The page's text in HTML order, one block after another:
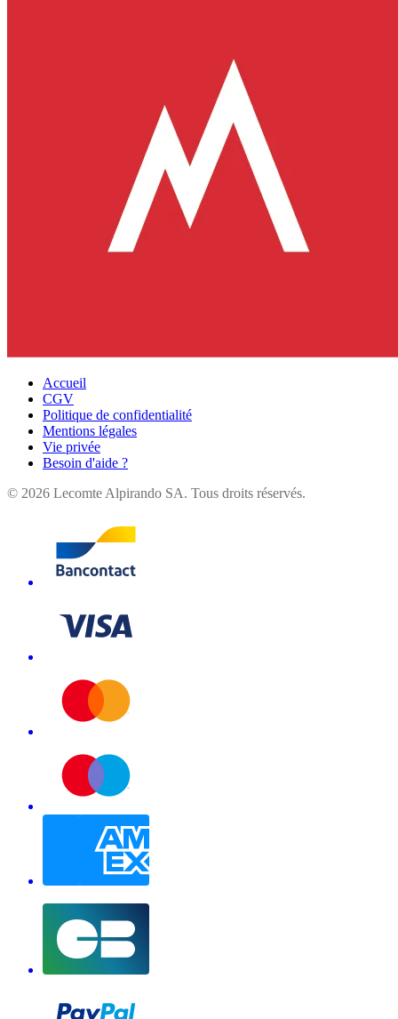
Accueil
CGV
Politique de confidentialité
Mentions légales
Vie privée
Besoin d'aide ?
© 2026 Lecomte Alpirando SA. Tous droits réservés.